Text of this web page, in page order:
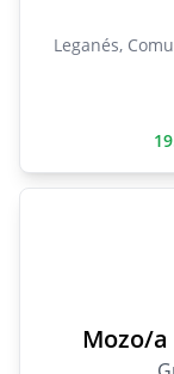
Leganés,
Mozo/